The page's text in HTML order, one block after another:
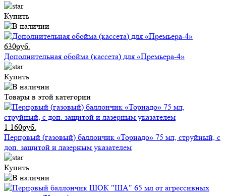
Купить
630руб.
Дополнительная обойма (кассета) для «Премьера-4»
Купить
Товары в этой категории
1 160руб.
Перцовый (газовый) баллончик «Торнадо» 75 мл, струйный, с
доп. защитой и лазерным указателем
Купить